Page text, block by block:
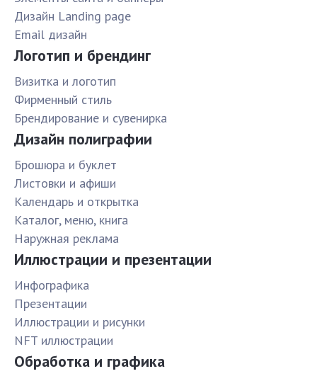
Дизайн Landing page
Email дизайн
Логотип и брендинг
Визитка и логотип
Фирменный стиль
Брендирование и сувенирка
Дизайн полиграфии
Брошюра и буклет
Листовки и афиши
Календарь и открытка
Каталог, меню, книга
Наружная реклама
Иллюстрации и презентации
Инфографика
Презентации
Иллюстрации и рисунки
NFT иллюстрации
Обработка и графика